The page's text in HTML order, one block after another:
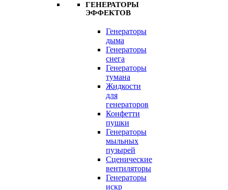
ГЕНЕРАТОРЫ
ЭФФЕКТОВ
Генераторы
дыма
Генераторы
снега
Генераторы
тумана
Жидкости
для
генераторов
Конфетти
пушки
Генераторы
мыльных
пузырей
Сценические
вентиляторы
Генераторы
искр